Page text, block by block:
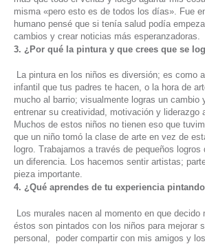
misma «pero esto es de todos los días». Fue
humano pensé que si tenía salud podía
cambios y crear noticias más esperanzadoras.
3. ¿Por qué la pintura y que crees que se
La pintura en los niños es diversión; es como
infantil que tus padres te hacen, o la hora de
mucho al barrio; visualmente logras un cambio
entrenar su creatividad, motivación y liderazgo
Muchos de estos niños no tienen eso que
que un niño tomó la clase de arte en vez de
logro. Trabajamos a través de pequeños
un diferencia. Los hacemos sentir artistas;
pieza importante.
4. ¿Qué aprendes de tu experiencia
Los murales nacen al momento en que decido
éstos son pintados con los niños para mejorar
personal, poder compartir con mis amigos y